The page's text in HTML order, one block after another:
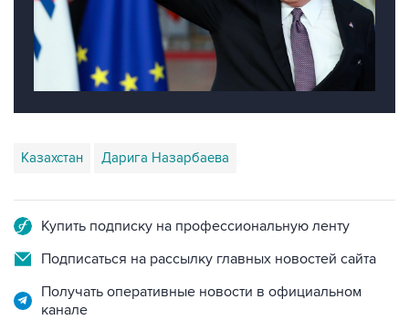
Казахстан Дарига Назарбаева
Купить подписку на профессиональную ленту
Подписаться на рассылку главных новостей сайта
Получать оперативные новости в официальном
канале